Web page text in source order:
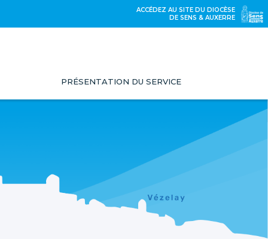
ACCÉDEZ AU SITE DU DIOCÈSE
DE SENS & AUXERRE
PRÉSENTATION DU SERVICE